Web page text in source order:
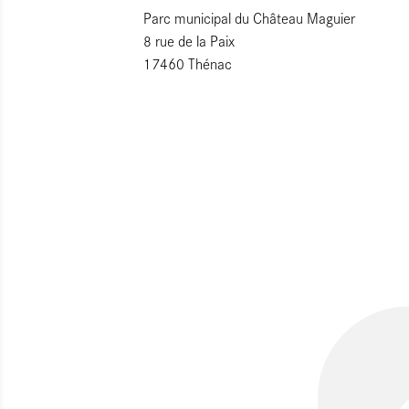
Parc municipal du Château Maguier
8 rue de la Paix
17460 Thénac